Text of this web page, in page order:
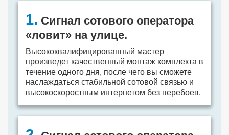
1. Сигнал сотового оператора
«ловит» на улице.
Высококвалифицированный мастер
произведет качественный монтаж комплекта в
течение одного дня, после чего вы сможете
наслаждаться стабильной сотовой связью и
высокоскоростным интернетом без перебоев.